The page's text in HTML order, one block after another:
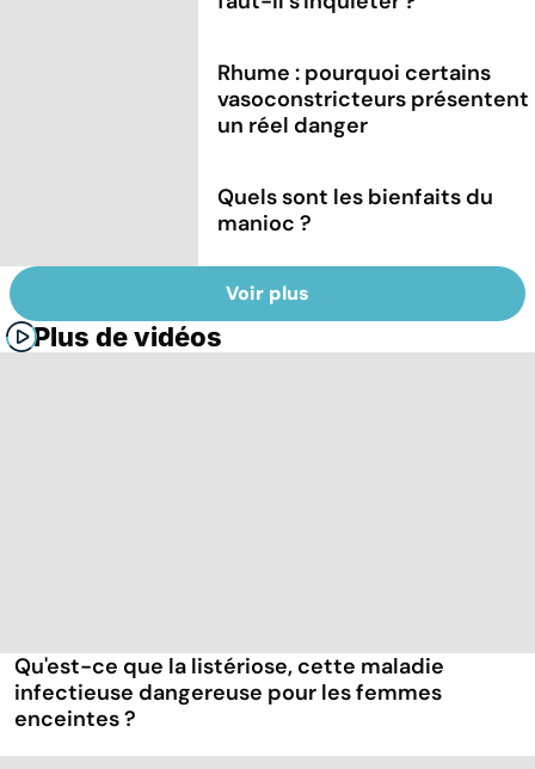
Rhume : pourquoi certains
vasoconstricteurs présentent
un réel danger
Quels sont les bienfaits du
manioc ?
Voir plus
Plus de vidéos
Qu'est-ce que la listériose, cette maladie
infectieuse dangereuse pour les femmes
enceintes ?